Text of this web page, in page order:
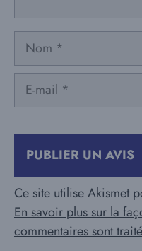
Nom
mail
Ce site utilise Akismet
En savoir plus sur la
commentaires sont